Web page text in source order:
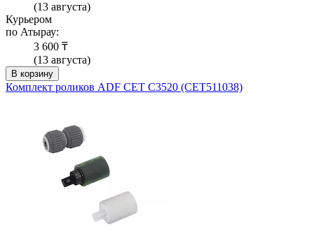
(13 августа)
Курьером
по Атырау:
3 600 ₸
(13 августа)
В корзину
Комплект роликов ADF CET C3520 (CET511038)